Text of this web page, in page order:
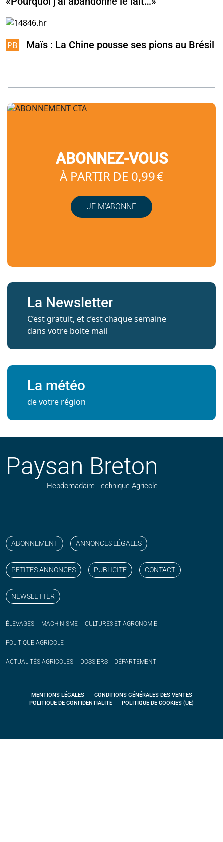
Maïs : La Chine pousse ses pions au Brésil
ABONNEZ-VOUS
À PARTIR DE 0,99 €
JE M’ABONNE
La Newsletter
C’est gratuit, et c’est chaque semaine
dans votre boite mail
La météo
de votre région
Paysan Breton
Hebdomadaire Technique Agricole
ABONNEMENT ANNONCES LÉGALES
PETITES ANNONCES PUBLICITÉ CONTACT
NEWSLETTER
ÉLEVAGES MACHINISME CULTURES ET AGRONOMIE
POLITIQUE AGRICOLE
ACTUALITÉS AGRICOLES DOSSIERS DÉPARTEMENT
MENTIONS LÉGALES
CONDITIONS GÉNÉRALES DES VENTES
POLITIQUE DE CONFIDENTIALITÉ
POLITIQUE DE COOKIES (UE)